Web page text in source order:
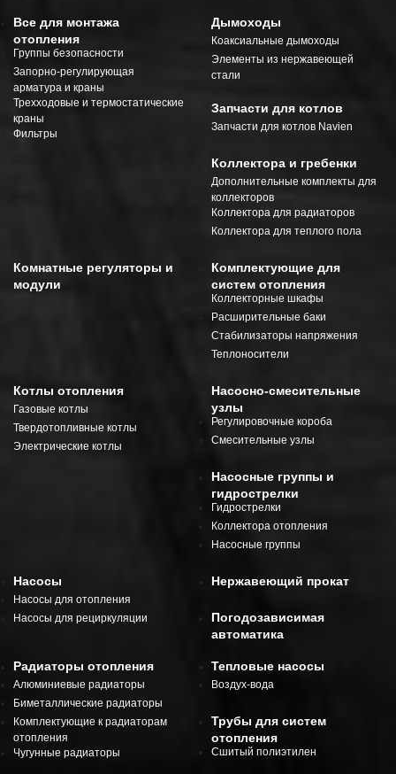
Все для монтажа
отопления
Группы безопасности
Запорно-регулирующая
арматура и краны
Трехходовые и термостатические
краны
Фильтры
Дымоходы
Коаксиальные дымоходы
Элементы из нержавеющей
стали
Запчасти для котлов
Запчасти для котлов Navien
Коллектора и гребенки
Дополнительные комплекты для
коллекторов
Коллектора для радиаторов
Коллектора для теплого пола
Комнатные регуляторы и
модули
Комплектующие для
систем отопления
Коллекторные шкафы
Расширительные баки
Стабилизаторы напряжения
Теплоносители
Котлы отопления
Газовые котлы
Твердотопливные котлы
Электрические котлы
Насосно-смесительные
узлы
Регулировочные короба
Смесительные узлы
Насосные группы и
гидрострелки
Гидрострелки
Коллектора отопления
Насосные группы
Насосы
Насосы для отопления
Насосы для рециркуляции
Нержавеющий прокат
Погодозависимая
автоматика
Радиаторы отопления
Алюминиевые радиаторы
Биметаллические радиаторы
Комплектующие к радиаторам
отопления
Чугунные радиаторы
Тепловые насосы
Воздух-вода
Трубы для систем
отопления
Сшитый полиэтилен